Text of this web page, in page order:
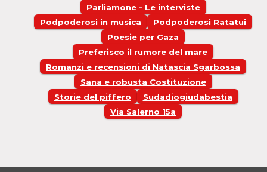
Parliamone - Le interviste
Podpoderosi in musica
Podpoderosi Ratatui
Poesie per Gaza
Preferisco il rumore del mare
Romanzi e recensioni di Natascia Sgarbossa
Sana e robusta Costituzione
Storie del piffero
Sudadiogiudabestia
Via Salerno 15a